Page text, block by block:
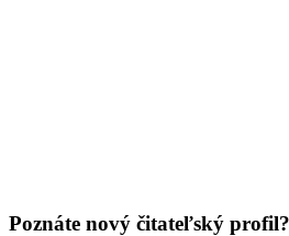
Poznáte nový čitateľský profil?